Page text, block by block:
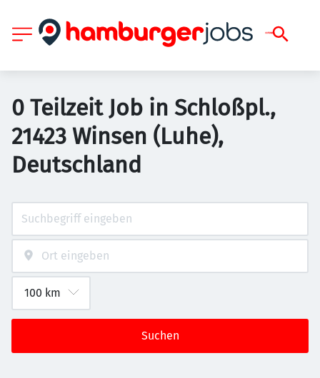
0 Teilzeit Job in Schloßpl.,
21423 Winsen (Luhe),
Deutschland
Suchen